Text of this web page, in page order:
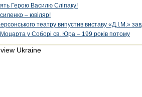
Герою Василю Сліпаку!
– ювіляр!
театру випустив виставу «Д.І.М.»
Моцарта у Соборі св. Юра – 199 років потому
Ukraine